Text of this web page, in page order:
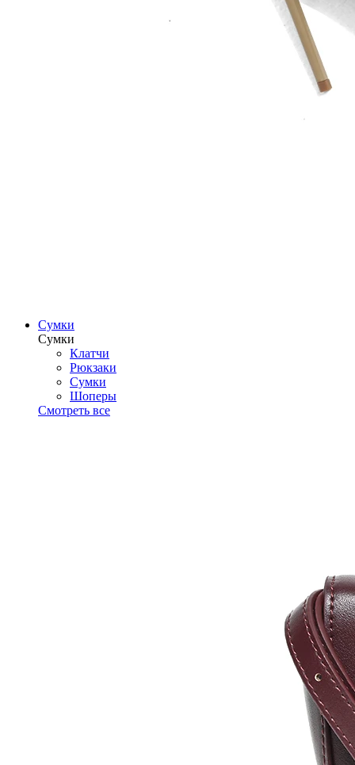
Сумки
Сумки
Клатчи
Рюкзаки
Сумки
Шоперы
Смотреть все